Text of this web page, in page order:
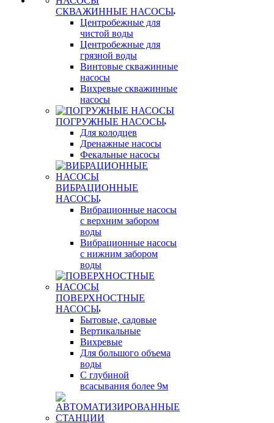
СКВАЖИННЫЕ НАСОСЫ
Центробежные для
чистой воды
Центробежные для
грязной воды
Винтовые скважинные
насосы
Вихревые скважинные
насосы
ПОГРУЖНЫЕ НАСОСЫ
Для колодцев
Дренажные насосы
Фекальные насосы
ВИБРАЦИОННЫЕ
НАСОСЫ
Вибрационные насосы
с верхним забором
воды
Вибрационные насосы
с нижним забором
воды
ПОВЕРХНОСТНЫЕ
НАСОСЫ
Бытовые, садовые
Вертикальные
Вихревые
Для большого объема
воды
С глубиной
всасывания более 9м